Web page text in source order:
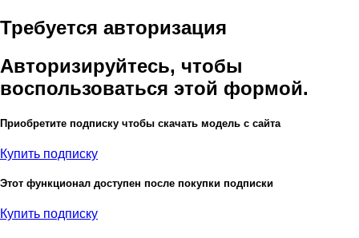
Требуется авторизация
Авторизируйтесь, чтобы
воспользоваться этой формой.
Приобретите подписку чтобы скачать модель с сайта
Купить подписку
Этот функционал доступен после покупки подписки
Купить подписку